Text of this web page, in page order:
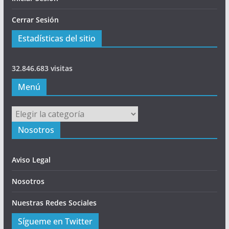
Cerrar Sesión
Estadísticas del sitio
32.846.683 visitas
Menú
Menú
Nosotros
Aviso Legal
Nosotros
Nuestras Redes Sociales
Sígueme en Twitter